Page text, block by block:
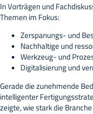
In Vorträgen und
Themen im Fokus:
Zerspanungs- und
Nachhaltige und
Werkzeug- und
Digitalisierung und
Gerade die zunehmende
intelligenter
zeigte, wie stark die